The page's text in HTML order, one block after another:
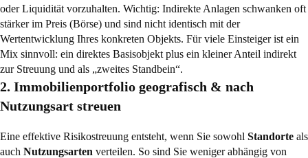
oder Liquidität vorzuhalten. Wichtig: Indirekte Anlagen schwanken oft
stärker im Preis (Börse) und sind nicht identisch mit der
Wertentwicklung Ihres konkreten Objekts. Für viele Einsteiger ist ein
Mix sinnvoll: ein direktes Basisobjekt plus ein kleiner Anteil indirekt
zur Streuung und als „zweites Standbein“.
2. Immobilienportfolio geografisch & nach
Nutzungsart streuen
Eine effektive Risikostreuung entsteht, wenn Sie sowohl Standorte als
auch Nutzungsarten verteilen. So sind Sie weniger abhängig von